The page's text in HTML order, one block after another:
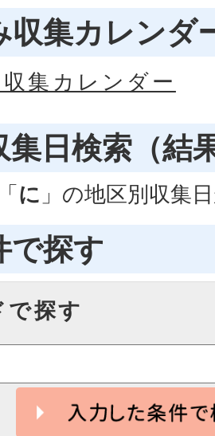
収集カレンダ
集カレンダー
集日検索 （結
に 」の地区別収集日
で探す
で探す